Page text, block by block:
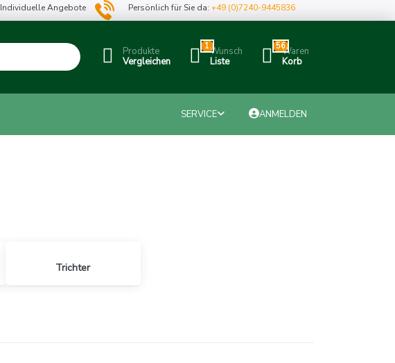
Individuelle Angebote Persönlich für Sie da:+49 (0)7240-9445836
Produkte
Vergleichen
1Wunsch
Liste
56Waren
Korb
SERVICE ANMELDEN
Trichter